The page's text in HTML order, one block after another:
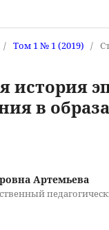
/ Том 1 № 1 (2019) /
история
в
Артемьева